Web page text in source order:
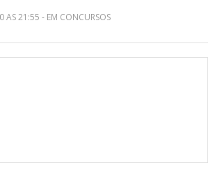
21:55 - EM CONCURSOS